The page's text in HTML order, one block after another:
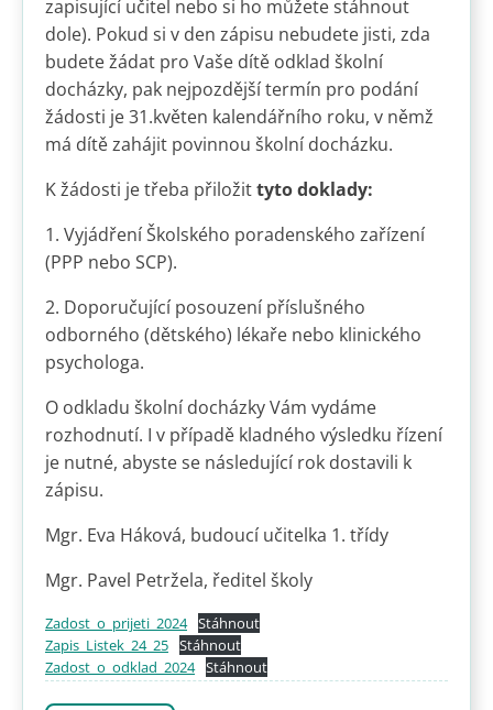
zapisující učitel nebo si ho můžete stáhnout
dole). Pokud si v den zápisu nebudete jisti, zda
budete žádat pro Vaše dítě odklad školní
docházky, pak nejpozdější termín pro podání
žádosti je 31.květen kalendářního roku, v němž
má dítě zahájit povinnou školní docházku.
K žádosti je třeba přiložittyto doklady:
1. Vyjádření Školského poradenského zařízení
(PPP nebo SCP).
2. Doporučující posouzení příslušného
odborného (dětského) lékaře nebo klinického
psychologa.
O odkladu školní docházky Vám vydáme
rozhodnutí. I v případě kladného výsledku řízení
je nutné, abyste se následující rok dostavili k
zápisu.
Mgr. Eva Háková, budoucí učitelka 1. třídy
Mgr. Pavel Petržela, ředitel školy
Zadost_o_prijeti_2024 Stáhnout
Zapis_Listek_24_25 Stáhnout
Zadost_o_odklad_2024 Stáhnout